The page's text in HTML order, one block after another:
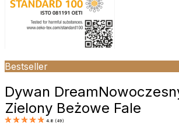
Bestseller
Dywan Dream
Zielony Beżowe Fale
4.8 (49)